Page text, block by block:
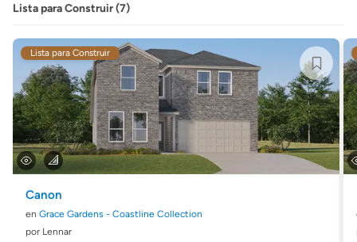
Lista para Construir (7)
Lista para Construir
Canon
en Grace Gardens - Coastline Collection
por Lennar